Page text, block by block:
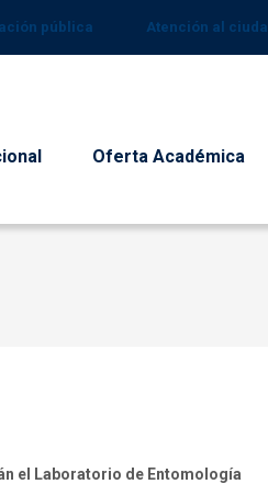
pública Atención al
Oferta Académica
el Laboratorio de Entomología